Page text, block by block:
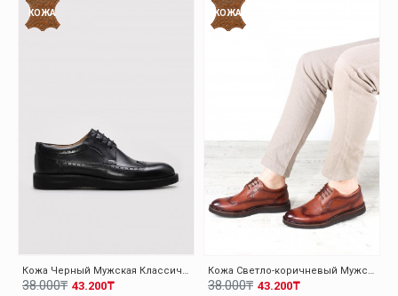
КОЖА
Кожа Черный Мужская Классическая Обувь 095MA4051-1
43.200₸
38.000₸
КОЖА
Кожа Светло-коричневый Мужская Классическая Обувь 095MA4051-1
43.200₸
38.000₸